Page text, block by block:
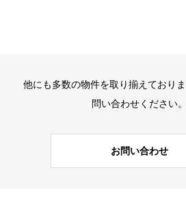
他にも多数の物件を取り揃えており
問い合わせください。
お問い合わせ